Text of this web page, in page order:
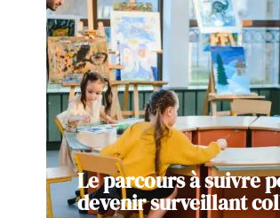
Le parcours à suivre
devenir surveillant